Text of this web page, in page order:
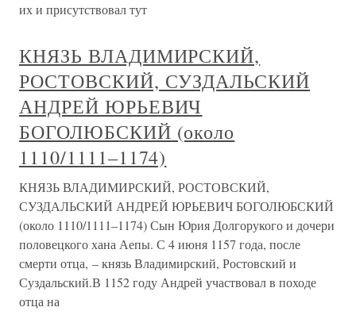
их и присутствовал тут
КНЯЗЬ ВЛАДИМИРСКИЙ,
РОСТОВСКИЙ, СУЗДАЛЬСКИЙ
АНДРЕЙ ЮРЬЕВИЧ
БОГОЛЮБСКИЙ (около
1110/1111–1174)
КНЯЗЬ ВЛАДИМИРСКИЙ, РОСТОВСКИЙ,
СУЗДАЛЬСКИЙ АНДРЕЙ ЮРЬЕВИЧ БОГОЛЮБСКИЙ
(около 1110/1111–1174) Сын Юрия Долгорукого и дочери
половецкого хана Аепы. С 4 июня 1157 года, после
смерти отца, – князь Владимирский, Ростовский и
Суздальский.В 1152 году Андрей участвовал в походе
отца на